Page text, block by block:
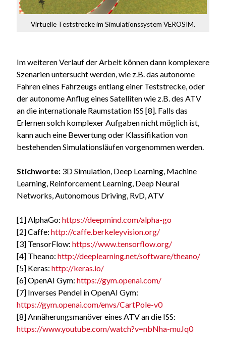
Virtuelle Teststrecke im Simulationssystem VEROSIM.
Im weiteren Verlauf der Arbeit können dann komplexere
Szenarien untersucht werden, wie z.B. das autonome
Fahren eines Fahrzeugs entlang einer Teststrecke, oder
der autonome Anflug eines Satelliten wie z.B. des ATV
an die internationale Raumstation ISS [8]. Falls das
Erlernen solch komplexer Aufgaben nicht möglich ist,
kann auch eine Bewertung oder Klassifikation von
bestehenden Simulationsläufen vorgenommen werden.
Stichworte:3D Simulation, Deep Learning, Machine
Learning, Reinforcement Learning, Deep Neural
Networks, Autonomous Driving, RvD, ATV
[1] AlphaGo: https://deepmind.com/alpha-go
[2] Caffe: http://caffe.berkeleyvision.org/
[3] TensorFlow: https://www.tensorflow.org/
[4] Theano: http://deeplearning.net/software/theano/
[5] Keras: http://keras.io/
[6] OpenAI Gym: https://gym.openai.com/
[7] Inverses Pendel in OpenAI Gym:
https://gym.openai.com/envs/CartPole-v0
[8] Annäherungsmanöver eines ATV an die ISS:
https://www.youtube.com/watch?v=nbNha-muJq0